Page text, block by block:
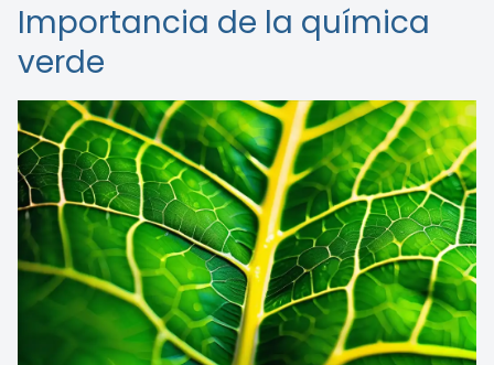
Importancia de la química
verde